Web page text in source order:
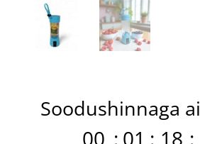
Soodushinnaga
00 : 01 : 18 :